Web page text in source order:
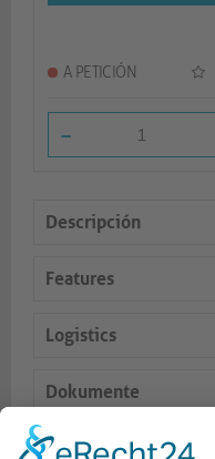
A PETICIÓN
-
Descripción
Features
Logistics
Dokumente
Accesorios